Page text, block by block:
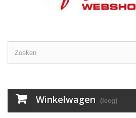
Winkelwagen (leeg)